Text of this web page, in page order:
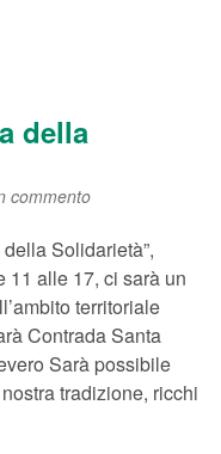
della
commento
Solidarietà”,
11 alle 17, ci sarà un
territoriale
Contrada Santa
Sarà possibile
tradizione, ricchi